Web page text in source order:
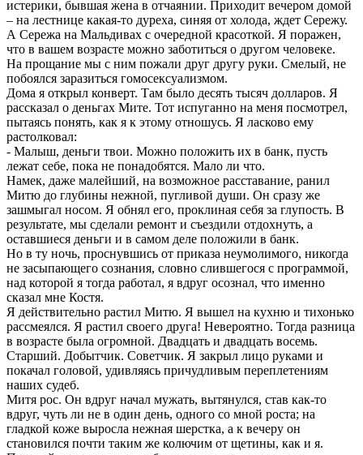
истерики, бывшая жена в отчаянии. Приходит вечером домой
– на лестнице какая-то дуреха, синяя от холода, ждет Сережу.
А Сережа на Мальдивах с очередной красоткой. Я поражен,
что в вашем возрасте можно заботиться о другом человеке.
На прощание мы с ним пожали друг другу руки. Смелый, не
побоялся заразиться гомосексуализмом.
Дома я открыл конверт. Там было десять тысяч долларов. Я
рассказал о деньгах Мите. Тот испуганно на меня посмотрел,
пытаясь понять, как я к этому отношусь. Я ласково ему
растолковал:
- Малыш, деньги твои. Можно положить их в банк, пусть
лежат себе, пока не понадобятся. Мало ли что.
Намек, даже малейший, на возможное расставание, ранил
Митю до глубины нежной, пугливой души. Он сразу же
зашмыгал носом. Я обнял его, проклиная себя за глупость. В
результате, мы сделали ремонт и съездили отдохнуть, а
оставшиеся деньги и в самом деле положили в банк.
Но в ту ночь, проснувшись от приказа неумолимого, никогда
не засыпающего сознания, словно слившегося с программой,
над которой я тогда работал, я вдруг осознал, что именно
сказал мне Костя.
Я действительно растил Митю. Я вышел на кухню и тихонько
рассмеялся. Я растил своего друга! Невероятно. Тогда разница
в возрасте была огромной. Двадцать и двадцать восемь.
Старший. Добытчик. Советчик. Я закрыл лицо руками и
покачал головой, удивляясь причудливым переплетениям
наших судеб.
Митя рос. Он вдруг начал мужать, вытянулся, став как-то
вдруг, чуть ли не в один день, одного со мной роста; на
гладкой коже выросла нежная шерстка, а к вечеру он
становился почти таким же колючим от щетины, как и я.